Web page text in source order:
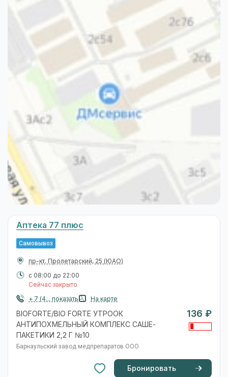
Аптека 77 плюс
Самовывоз
пр-кт. Пролетарский, 25 (ЮАО)
с 08:00 до 22:00
Сейчас закрыто
+ 7 (4... показать
На карте
BIOFORTE/BIO FORTE УТРООК
АНТИПОХМЕЛЬНЫЙ КОМПЛЕКС САШЕ-
ПАКЕТИКИ 2,2 Г №10
Барнаульский завод медпрепаратов ООО
136 ₽
Бронировать